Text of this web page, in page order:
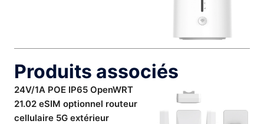
Produits associés
24V/1A POE IP65 OpenWRT
21.02 eSIM optionnel routeur
cellulaire 5G extérieur